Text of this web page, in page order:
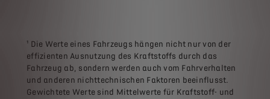
¹ Die Werte eines Fahrzeugs hängen nicht nur von der
effizienten Ausnutzung des Kraftstoffs durch das
Fahrzeug ab, sondern werden auch vom Fahrverhalten
und anderen nichttechnischen Faktoren beeinflusst.
Gewichtete Werte sind Mittelwerte für Kraftstoff- und